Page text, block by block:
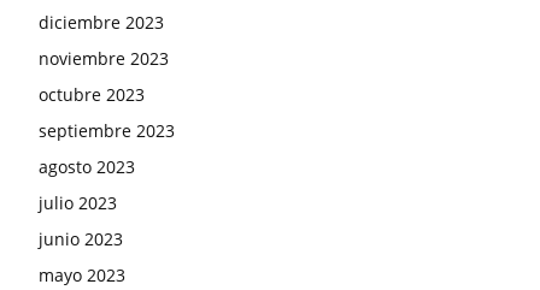
diciembre 2023
noviembre 2023
octubre 2023
septiembre 2023
agosto 2023
julio 2023
junio 2023
mayo 2023